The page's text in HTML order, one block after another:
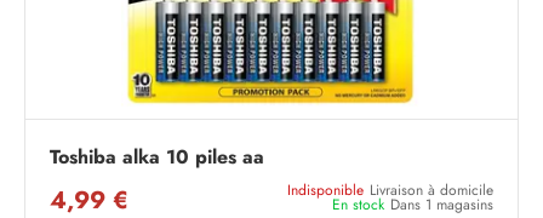
Toshiba alka 10 piles aa
4,99 € Indisponible Livraison à domicile
En stock Dans 1 magasins